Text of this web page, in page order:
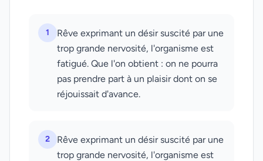
1
Rêve exprimant un désir suscité par une
trop grande nervosité, l'organisme est
fatigué. Que l'on obtient : on ne pourra
pas prendre part à un plaisir dont on se
réjouissait d'avance.
2
Rêve exprimant un désir suscité par une
trop grande nervosité, l'organisme est